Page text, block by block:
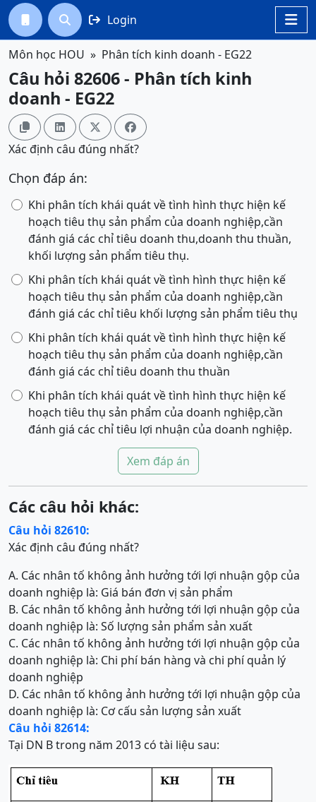

  Login
Môn học HOU Phân tích kinh doanh - EG22
Câu hỏi 82606 - Phân tích kinh
doanh - EG22
   
Xác định câu đúng nhất?
Chọn đáp án:
Khi phân tích khái quát về tình hình thực hiện kế
hoạch tiêu thụ sản phẩm của doanh nghiệp,cần
đánh giá các chỉ tiêu doanh thu,doanh thu thuần,
khối lượng sản phẩm tiêu thụ.
Khi phân tích khái quát về tình hình thực hiện kế
hoạch tiêu thụ sản phẩm của doanh nghiệp,cần
đánh giá các chỉ tiêu khối lượng sản phẩm tiêu thụ
Khi phân tích khái quát về tình hình thực hiện kế
hoạch tiêu thụ sản phẩm của doanh nghiệp,cần
đánh giá các chỉ tiêu doanh thu thuần
Khi phân tích khái quát về tình hình thực hiện kế
hoạch tiêu thụ sản phẩm của doanh nghiệp,cần
đánh giá các chỉ tiêu lợi nhuận của doanh nghiệp.
Xem đáp án
Các câu hỏi khác:
Câu hỏi 82610:
Xác định câu đúng nhất?
A. Các nhân tố không ảnh hưởng tới lợi nhuận gộp của
doanh nghiệp là: Giá bán đơn vị sản phẩm
B. Các nhân tố không ảnh hưởng tới lợi nhuận gộp của
doanh nghiệp là: Số lượng sản phẩm sản xuất
C. Các nhân tố không ảnh hưởng tới lợi nhuận gộp của
doanh nghiệp là: Chi phí bán hàng và chi phí quản lý
doanh nghiệp
D. Các nhân tố không ảnh hưởng tới lợi nhuận gộp của
doanh nghiệp là: Cơ cấu sản lượng sản xuất
Câu hỏi 82614:
Tại DN B trong năm 2013 có tài liệu sau: